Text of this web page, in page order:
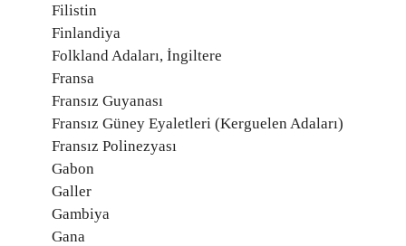
Filistin
Finlandiya
Folkland Adaları, İngiltere
Fransa
Fransız Guyanası
Fransız Güney Eyaletleri (Kerguelen Adaları)
Fransız Polinezyası
Gabon
Galler
Gambiya
Gana